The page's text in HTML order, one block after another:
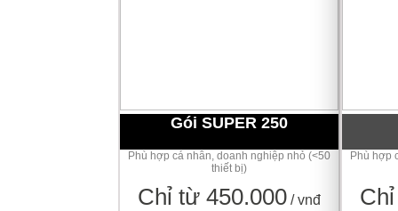
Gói SUPER 250
Phù hợp cá nhân, doanh nghiệp nhỏ (<50
thiết bị)
Chỉ từ 450.000 / vnđ
Phù hợp